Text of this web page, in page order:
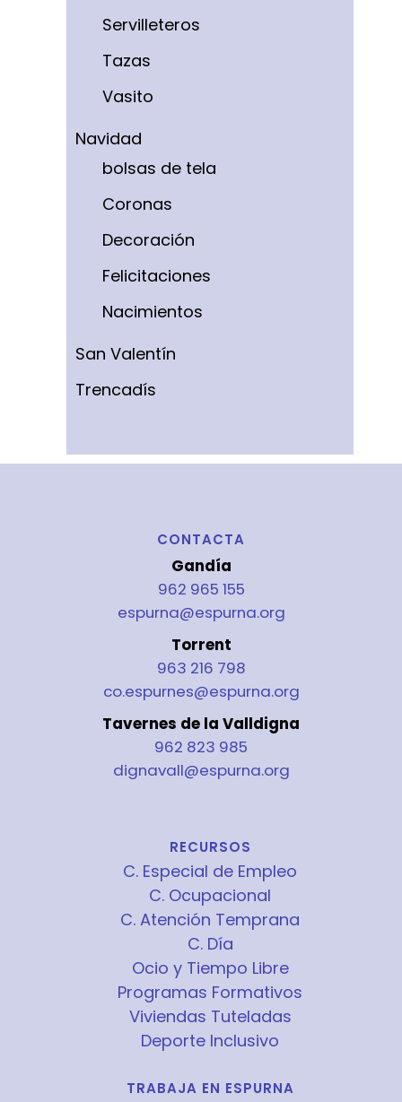
Servilleteros
Tazas
Vasito
Navidad
bolsas de tela
Coronas
Decoración
Felicitaciones
Nacimientos
San Valentín
Trencadís
CONTACTA
Gandía
962 965 155
espurna@espurna.org
Torrent
963 216 798
co.espurnes@espurna.org
Tavernes de la Valldigna
962 823 985
dignavall@espurna.org
RECURSOS
C. Especial de Empleo
C. Ocupacional
C. Atención Temprana
C. Día
Ocio y Tiempo Libre
Programas Formativos
Viviendas Tuteladas
Deporte Inclusivo
TRABAJA EN ESPURNA